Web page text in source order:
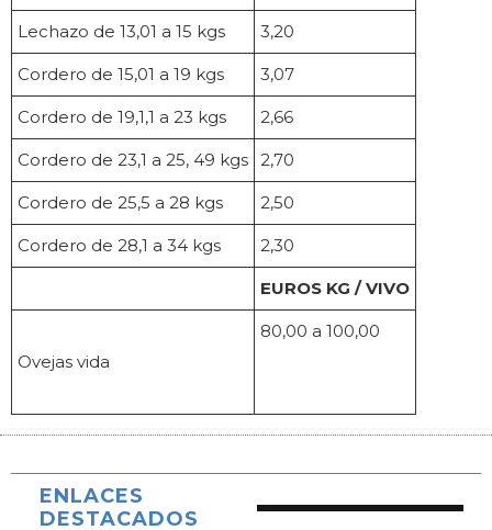
Lechazo de 13,01 a 15 kgs 3,20
Cordero de 15,01 a 19 kgs 3,07
Cordero de 19,1,1 a 23 kgs 2,66
Cordero de 23,1 a 25, 49 kgs 2,70
Cordero de 25,5 a 28 kgs 2,50
Cordero de 28,1 a 34 kgs 2,30
EUROS KG / VIVO
Ovejas vida
80,00 a 100,00
ENLACES
DESTACADOS